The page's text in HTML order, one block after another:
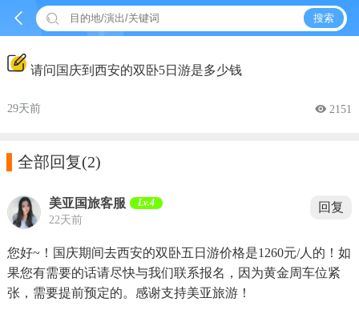
  搜索
请问国庆到西安的双卧5日游是多少钱
29天前  2151
全部回复(2)
美亚国旅客服 Lv.4
22天前
回复
您好~！国庆期间去西安的双卧五日游价格是1260元/人的！如
果您有需要的话请尽快与我们联系报名，因为黄金周车位紧
张，需要提前预定的。感谢支持美亚旅游！